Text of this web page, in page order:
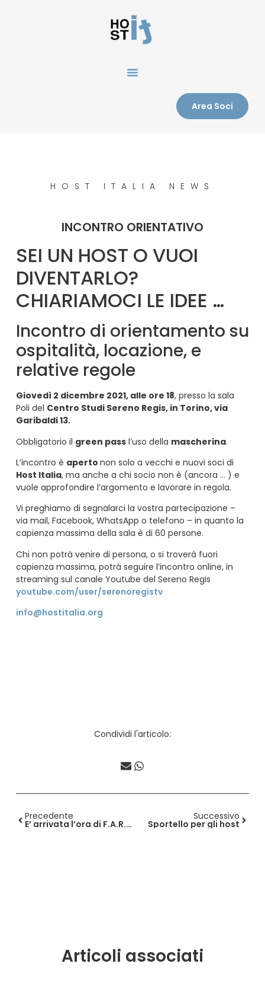
Area Soci
HOST ITALIA NEWS
INCONTRO ORIENTATIVO
SEI UN HOST O VUOI
DIVENTARLO?
CHIARIAMOCI LE IDEE …
Incontro di orientamento su
ospitalità, locazione, e
relative regole
Giovedì 2 dicembre 2021, alle ore 18, presso la sala
Poli del Centro Studi Sereno Regis, in Torino, via
Garibaldi 13.
Obbligatorio il green passl’uso della mascherina.
L’incontro è aperto non solo a vecchi e nuovi soci di
Host Italia, ma anche a chi socio non è (ancora … ) e
vuole approfondire l’argomento e lavorare in regola.
Vi preghiamo di segnalarci la vostra partecipazione –
via mail, Facebook, WhatsApp o telefono – in quanto la
capienza massima della sala è di 60 persone.
Chi non potrà venire di persona, o si troverà fuori
capienza massima, potrà seguire l’incontro online, in
streaming sul canale Youtube del Sereno Regis
youtube.com/user/serenoregistv
info@hostitalia.org
Condividi l'articolo:
Precedente
E’ arrivata l’ora di F.A.R.E.!
Successivo
Sportello per gli host
Articoli associati